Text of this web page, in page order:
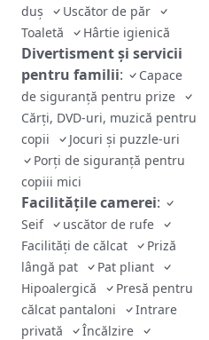
duş
Uscător de păr
Toaletă
Hârtie igienică
Divertisment și servicii
pentru familii:
Capace
de siguranță pentru prize
Cărți, DVD-uri, muzică pentru
copii
Jocuri și puzzle-uri
Porți de siguranță pentru
copiii mici
Facilităţile camerei:
Seif
uscător de rufe
Facilităţi de călcat
Priză
lângă pat
Pat pliant
Hipoalergică
Presă pentru
călcat pantaloni
Intrare
privată
Încălzire